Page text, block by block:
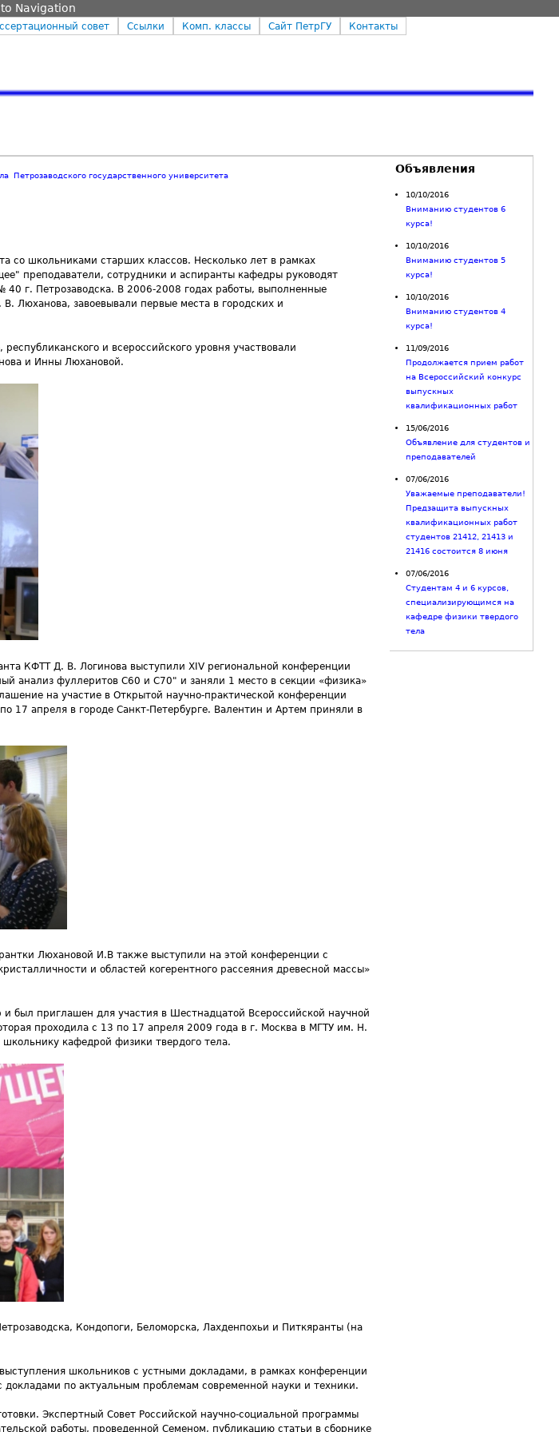
to Navigation
совет Ссылки Комп. классы Сайт ПетрГУ Контакты
со школьниками старших классов. Несколько лет в рамках
преподаватели, сотрудники и аспиранты кафедры руководят
40 г. Петрозаводска. В 2006-2008 годах работы, выполненные
Люханова, завоевывали первые места в городских и
и всероссийского уровня участвовали
и Инны Люхановой.
КФТТ Д. В. Логинова выступили XIV региональной конференции
анализ фуллеритов С60 и С70" и заняли 1 место в секции «физика»
на участие в Открытой научно-практической конференции
17 апреля в городе Санкт-Петербурге. Валентин и Артем приняли в
Люхановой И.В также выступили на этой конференции с
и областей когерентного рассеяния древесной массы»
был приглашен для участия в Шестнадцатой Всероссийской научной
проходила с 13 по 17 апреля 2009 года в г. Москва в МГТУ им. Н.
кафедрой физики твердого тела.
Кондопоги, Беломорска, Лахденпохьи и Питкяранты (на
школьников с устными докладами, в рамках конференции
по актуальным проблемам современной науки и техники.
Экспертный Совет Российской научно-социальной программы
работы, проведенной Семеном, публикацию статьи в сборнике
Объявления
10/10/2016
Вниманию студентов 6
курса!
10/10/2016
Вниманию студентов 5
курса!
10/10/2016
Вниманию студентов 4
курса!
11/09/2016
Продолжается прием работ
на Всероссийский конкурс
выпускных
квалификационных работ
15/06/2016
Объявление для студентов и
преподавателей
07/06/2016
Уважаемые преподаватели!
Предзащита выпускных
квалификационных работ
студентов 21412, 21413 и
21416 состоится 8 июня
07/06/2016
Студентам 4 и 6 курсов,
специализирующимся на
кафедре физики твердого
тела
Петрозаводского государственного университета